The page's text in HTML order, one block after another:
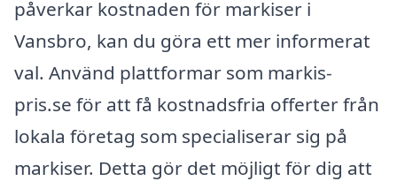
påverkar kostnaden för markiser i
Vansbro, kan du göra ett mer informerat
val. Använd plattformar som markis-
pris.se för att få kostnadsfria offerter från
lokala företag som specialiserar sig på
markiser. Detta gör det möjligt för dig att